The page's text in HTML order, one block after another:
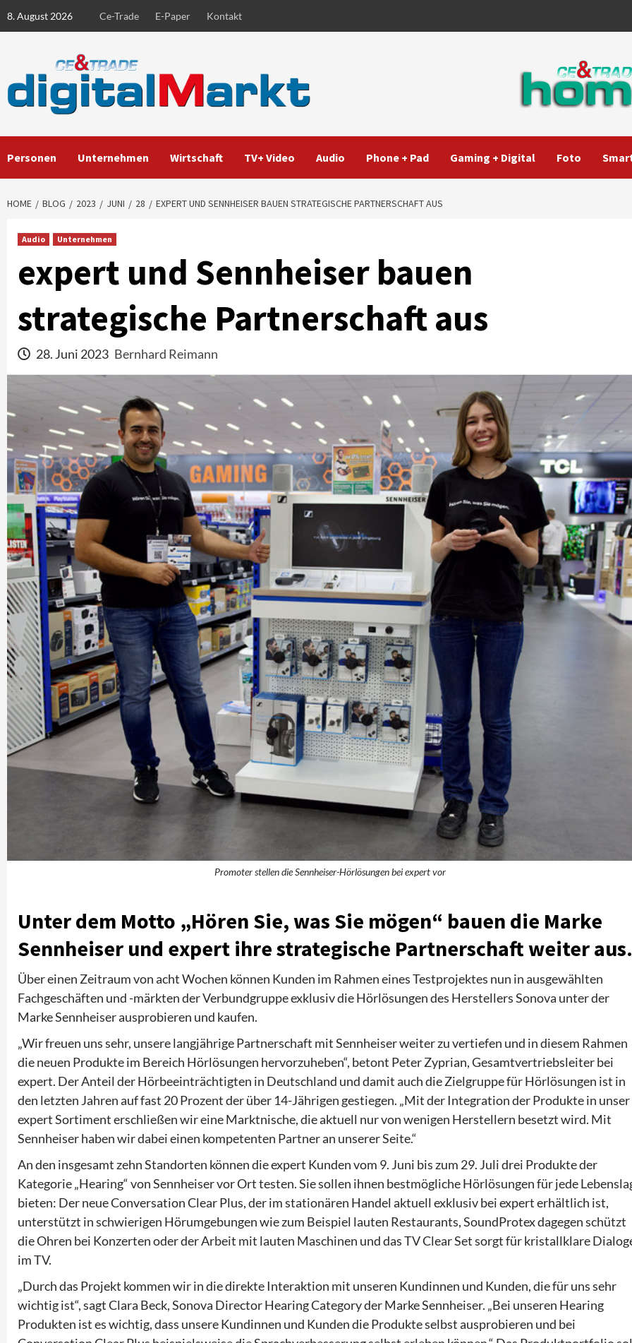
8. August 2026 Ce-Trade E-Paper Kontakt
Personen Unternehmen Wirtschaft TV+ Video Audio Phone + Pad Gaming + Digital Foto
HOME BLOG 2023 JUNI 28 EXPERT UND SENNHEISER BAUEN STRATEGISCHE PARTNERSCHAFT AUS
Audio Unternehmen
expert und Sennheiser bauen
strategische Partnerschaft aus
28. Juni 2023 Bernhard Reimann
Promoter stellen die Sennheiser-Hörlösungen bei expert vor
Unter dem Motto „Hören Sie, was Sie mögen“ bauen die Marke
Sennheiser und expert ihre strategische Partnerschaft weiter aus.
Über einen Zeitraum von acht Wochen können Kunden im Rahmen eines Testprojektes nun in ausgewählten
Fachgeschäften und -märkten der Verbundgruppe exklusiv die Hörlösungen des Herstellers Sonova unter der
Marke Sennheiser ausprobieren und kaufen.
„Wir freuen uns sehr, unsere langjährige Partnerschaft mit Sennheiser weiter zu vertiefen und in diesem Rahmen
die neuen Produkte im Bereich Hörlösungen hervorzuheben“, betont Peter Zyprian, Gesamtvertriebsleiter bei
expert. Der Anteil der Hörbeeinträchtigten in Deutschland und damit auch die Zielgruppe für Hörlösungen ist in
den letzten Jahren auf fast 20 Prozent der über 14-Jährigen gestiegen. „Mit der Integration der Produkte in unser
expert Sortiment erschließen wir eine Marktnische, die aktuell nur von wenigen Herstellern besetzt wird. Mit
Sennheiser haben wir dabei einen kompetenten Partner an unserer Seite.“
An den insgesamt zehn Standorten können die expert Kunden vom 9. Juni bis zum 29. Juli drei Produkte der
Kategorie „Hearing“ von Sennheiser vor Ort testen. Sie sollen ihnen bestmögliche Hörlösungen für jede
bieten: Der neue Conversation Clear Plus, der im stationären Handel aktuell exklusiv bei expert erhältlich ist,
unterstützt in schwierigen Hörumgebungen wie zum Beispiel lauten Restaurants, SoundProtex dagegen schützt
die Ohren bei Konzerten oder der Arbeit mit lauten Maschinen und das TV Clear Set sorgt für kristallklare
im TV.
„Durch das Projekt kommen wir in die direkte Interaktion mit unseren Kundinnen und Kunden, die für uns sehr
wichtig ist“, sagt Clara Beck, Sonova Director Hearing Category der Marke Sennheiser. „Bei unseren Hearing
Produkten ist es wichtig, dass unsere Kundinnen und Kunden die Produkte selbst ausprobieren und bei